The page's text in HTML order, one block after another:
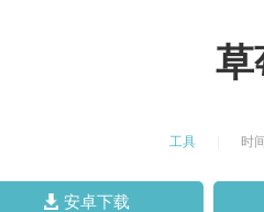
草
工具 时
安卓下载